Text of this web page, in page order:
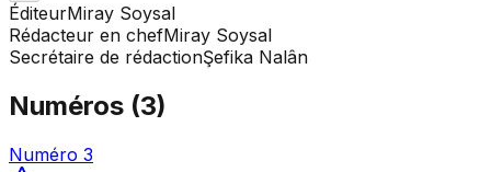
ÉditeurMiray Soysal
Rédacteur en chefMiray Soysal
Secrétaire de rédactionŞefika Nalân
Numéros (3)
Numéro 3